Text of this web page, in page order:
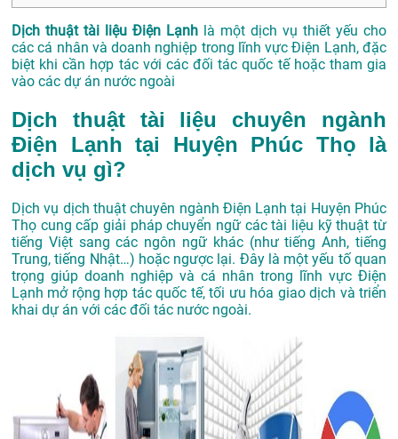
Dịch thuật tài liệu Điện Lạnh là một dịch vụ thiết yếu cho
các cá nhân và doanh nghiệp trong lĩnh vực Điện Lạnh, đặc
biệt khi cần hợp tác với các đối tác quốc tế hoặc tham gia
vào các dự án nước ngoài
Dịch thuật tài liệu chuyên ngành
Điện Lạnh tại Huyện Phúc Thọ là
dịch vụ gì?
Dịch vụ dịch thuật chuyên ngành Điện Lạnh tại Huyện Phúc
Thọ cung cấp giải pháp chuyển ngữ các tài liệu kỹ thuật từ
tiếng Việt sang các ngôn ngữ khác (như tiếng Anh, tiếng
Trung, tiếng Nhật…) hoặc ngược lại. Đây là một yếu tố quan
trọng giúp doanh nghiệp và cá nhân trong lĩnh vực Điện
Lạnh mở rộng hợp tác quốc tế, tối ưu hóa giao dịch và triển
khai dự án với các đối tác nước ngoài.